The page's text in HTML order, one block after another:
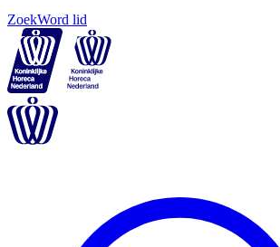
ZoekWord lid